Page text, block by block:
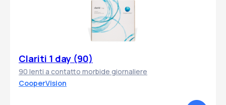
Clariti 1 day (90)
90 lenti a contatto morbide giornaliere
CooperVision